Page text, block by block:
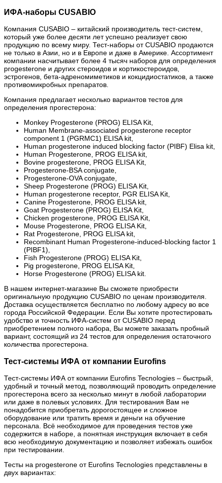
ИФА-наборы CUSABIO
Компания CUSABIO – китайский производитель тест-систем,
который уже более десяти лет успешно реализует свою
продукцию по всему миру. Тест-наборы от CUSABIO продаются
не только в Азии, но и в Европе и даже в Америке. Ассортимент
компании насчитывает более 4 тысяч наборов для определения
progesterone и других стероидов и кортикостероидов,
эстрогенов, бета-адреномиметиков и кокцидиостатиков, а также
противомикробных препаратов.
Компания предлагает несколько вариантов тестов для
определения прогестерона:
Monkey Progesterone (PROG) ELISA Kit,
Human Membrane-associated progesterone receptor
component 1 (PGRMC1) ELISA kit,
Human progesterone induced blocking factor (PIBF) Elisa kit,
Human Progesterone, PROG ELISA kit,
Bovine progesterone, PROG ELISA Kit,
Progesterone-BSA conjugate,
Progesterone-OVA conjugate,
Sheep Progesterone (PROG) ELISA Kit,
Human progesterone receptor, PGR ELISA Kit,
Canine Progesterone, PROG ELISA kit,
Goat Progesterone (PROG) ELISA Kit,
Chicken progesterone, PROG ELISA Kit,
Mouse Progesterone, PROG ELISA Kit,
Rat Progesterone, PROG ELISA kit,
Recombinant Human Progesterone-induced-blocking factor 1
(PIBF1),
Fish Progesterone (PROG) ELISA Kit,
Pig progesterone, PROG ELISA Kit,
Horse Progesterone (PROG) ELISA kit.
В нашем интернет-магазине Вы сможете приобрести
оригинальную продукцию CUSABIO по ценам производителя.
Доставка осуществляется бесплатно по любому адресу во все
города Российской Федерации. Если Вы хотите протестировать
удобство и точность ИФА-систем от CUSABIO перед
приобретением полного набора, Вы можете заказать пробный
вариант, состоящий из 24 тестов для определения остаточного
количества прогестерона.
Тест-системы ИФА от компании Eurofins
Тест-системы ИФА от компании Eurofins Tecnologies – быстрый,
удобный и точный метод, позволяющий проводить определение
прогестерона всего за несколько минут в любой лаборатории
или даже в полевых условиях. Для тестирования Вам не
понадобится приобретать дорогостоящее и сложное
оборудование или тратить время и деньги на обучение
персонала. Всё необходимое для проведения тестов уже
содержится в наборе, а понятная инструкция включает в себя
всю необходимую документацию и позволяет избежать ошибок
при тестировании.
Тесты на progesterone от Eurofins Tecnologies представлены в
двух вариантах: